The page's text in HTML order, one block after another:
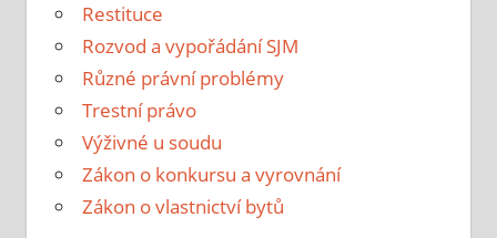
Restituce
Rozvod a vypořádání SJM
Různé právní problémy
Trestní právo
Výživné u soudu
Zákon o konkursu a vyrovnání
Zákon o vlastnictví bytů